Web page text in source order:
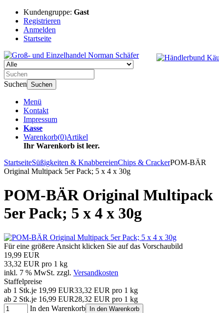
Kundengruppe: Gast
Registrieren
Anmelden
Startseite
Suchen Suchen
Menü
Kontakt
Impressum
Kasse
Warenkorb(0)Artikel
Ihr Warenkorb ist leer.
StartseiteSüßigkeiten & KnabbereienChips & CrackerPOM-BÄR
Original Multipack 5er Pack; 5 x 4 x 30g
POM-BÄR Original Multipack
5er Pack; 5 x 4 x 30g
Für eine größere Ansicht klicken Sie auf das Vorschaubild
19,99 EUR
33,32 EUR pro 1 kg
inkl. 7 % MwSt. zzgl. Versandkosten
Staffelpreise
ab 1 Stk.je 19,99 EUR33,32 EUR pro 1 kg
ab 2 Stk.je 16,99 EUR28,32 EUR pro 1 kg
In den Warenkorb
In den Warenkorb